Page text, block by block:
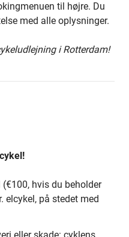
til højre. Du
med alle oplysninger.
i Rotterdam!
hvis du beholder
elcykel, på stedet med